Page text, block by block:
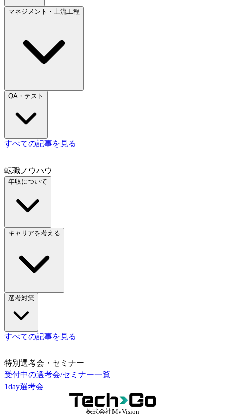
マネジメント・上流工程
QA・テスト
すべての記事を見る
転職ノウハウ
年収について
キャリアを考える
選考対策
すべての記事を見る
特別選考会・セミナー
受付中の選考会/セミナー一覧
1day選考会
株式会社MyVision